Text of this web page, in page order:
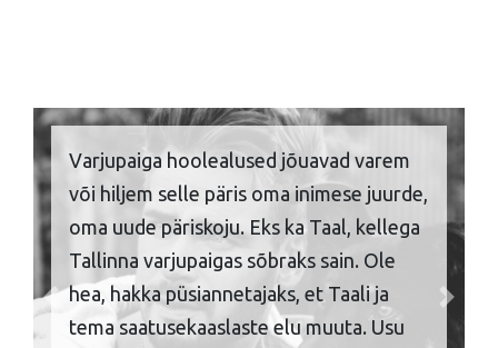
Varjupaiga hoolealused jõuavad varem
või hiljem selle päris oma inimese juurde,
oma uude päriskoju. Eks ka Taal, kellega
Tallinna varjupaigas sõbraks sain. Ole
hea, hakka püsiannetajaks, et Taali ja
tema saatusekaaslaste elu muuta. Usu
Previous Next